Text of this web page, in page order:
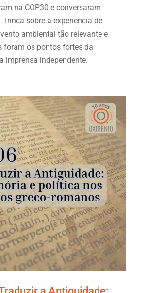
na COP30 e conversaram
sobre a experiência de
ambiental tão relevante e
foram os pontos fortes da
imprensa independente.